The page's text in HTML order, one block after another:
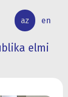
az en
elmi